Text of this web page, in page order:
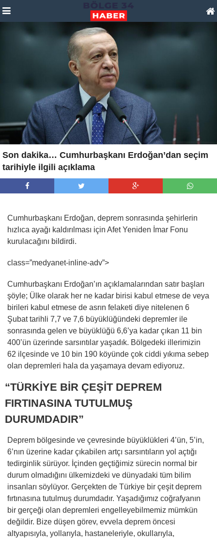
Son dakika… Cumhurbaşkanı Erdoğan’dan seçim
tarihiyle ilgili açıklama
Cumhurbaşkanı Erdoğan, deprem sonrasında şehirlerin
hızlıca ayağı kaldırılması için Afet Yeniden İmar Fonu
kurulacağını bildirdi.
class=”medyanet-inline-adv”>
Cumhurbaşkanı Erdoğan’ın açıklamalarından satır başları
şöyle; Ülke olarak her ne kadar birisi kabul etmese de veya
birileri kabul etmese de asrın felaketi diye nitelenen 6
Şubat tarihli 7,7 ve 7,6 büyüklüğündeki depremler ile
sonrasında gelen ve büyüklüğü 6,6’ya kadar çıkan 11 bin
400’ün üzerinde sarsıntılar yaşadık. Bölgedeki illerimizin
62 ilçesinde ve 10 bin 190 köyünde çok ciddi yıkıma sebep
olan depremleri hala da yaşamaya devam ediyoruz.
“TÜRKİYE BİR ÇEŞİT DEPREM
FIRTINASINA TUTULMUŞ
DURUMDADIR”
Deprem bölgesinde ve çevresinde büyüklükleri 4’ün, 5’in,
6’nın üzerine kadar çıkabilen artçı sarsıntıların yol açtığı
tedirginlik sürüyor. İçinden geçtiğimiz sürecin normal bir
durum olmadığını ülkemizdeki ve dünyadaki tüm bilim
insanları söylüyor. Gerçekten de Türkiye bir çeşit deprem
fırtınasına tutulmuş durumdadır. Yaşadığımız coğrafyanın
bir gerçeği olan depremleri engelleyebilmemiz mümkün
değildir. Bize düşen görev, evvela deprem öncesi
altyapısıyla, yollarıyla, hastaneleriyle, okullarıyla,